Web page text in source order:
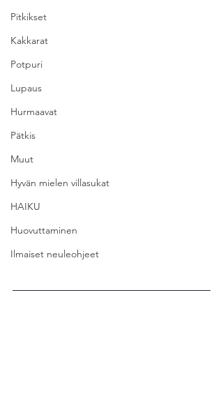
Pitkikset
Kakkarat
Potpuri
Lupaus
Hurmaavat
Pätkis
Muut
Hyvän mielen villasukat
HAIKU
Huovuttaminen
Ilmaiset neuleohjeet